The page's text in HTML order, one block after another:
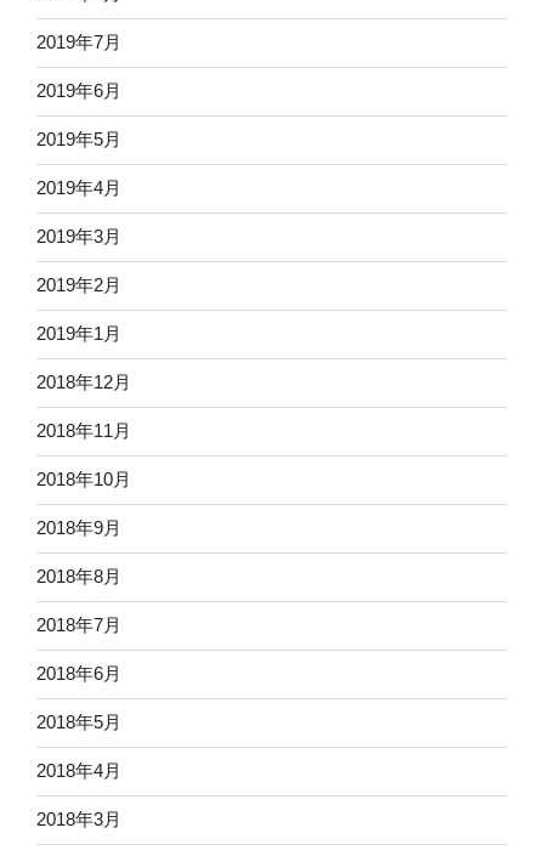
2019年7月
2019年6月
2019年5月
2019年4月
2019年3月
2019年2月
2019年1月
2018年12月
2018年11月
2018年10月
2018年9月
2018年8月
2018年7月
2018年6月
2018年5月
2018年4月
2018年3月